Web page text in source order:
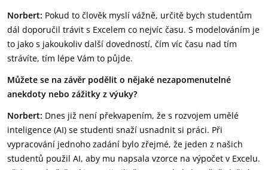
Norbert: Pokud to člověk myslí vážně, určitě bych studentům
dál doporučil trávit s Excelem co nejvíc času. S modelováním je
to jako s jakoukoliv další dovedností, čím víc času nad tím
strávíte, tím lépe Vám to půjde.
Můžete se na závěr podělit o nějaké nezapomenutelné
anekdoty nebo zážitky z výuky?
Norbert: Dnes již není překvapením, že s rozvojem umělé
inteligence (AI) se studenti snaží usnadnit si práci. Při
vypracování jednoho zadání bylo zřejmé, že jeden z našich
studentů použil AI, aby mu napsala vzorce na výpočet v Excelu.